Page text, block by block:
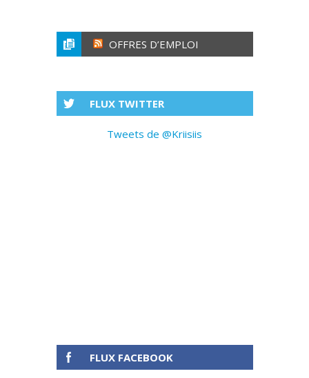
OFFRES D’EMPLOI
FLUX TWITTER
Tweets de @Kriisiis
FLUX FACEBOOK